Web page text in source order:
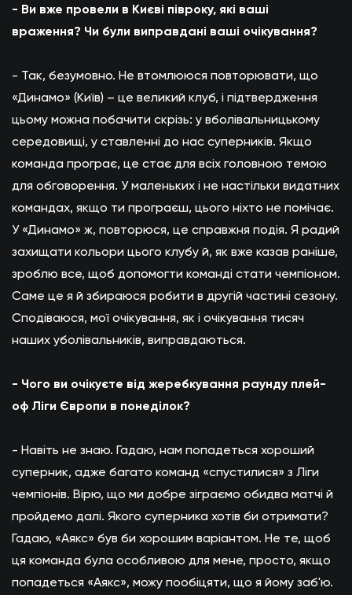
- Ви вже провели в Києві півроку, які ваші
враження? Чи були виправдані ваші очікування?
- Так, безумовно. Не втомлююся повторювати, що
«Динамо» (Київ) – це великий клуб, і підтвердження
цьому можна побачити скрізь: у вболівальницькому
середовищі, у ставленні до нас суперників. Якщо
команда програє, це стає для всіх головною темою
для обговорення. У маленьких і не настільки видатних
командах, якщо ти програєш, цього ніхто не помічає.
У «Динамо» ж, повторюся, це справжня подія. Я радий
захищати кольори цього клубу й, як вже казав раніше,
зроблю все, щоб допомогти команді стати чемпіоном.
Саме це я й збираюся робити в другій частині сезону.
Сподіваюся, мої очікування, як і очікування тисяч
наших уболівальників, виправдаються.
- Чого ви очікуєте від жеребкування раунду плей-
оф Ліги Європи в понеділок?
- Навіть не знаю. Гадаю, нам попадеться хороший
суперник, адже багато команд «спустилися» з Ліги
чемпіонів. Вірю, що ми добре зіграємо обидва матчі й
пройдемо далі. Якого суперника хотів би отримати?
Гадаю, «Аякс» був би хорошим варіантом. Не те, щоб
ця команда була особливою для мене, просто, якщо
попадеться «Аякс», можу пообіцяти, що я йому заб'ю.